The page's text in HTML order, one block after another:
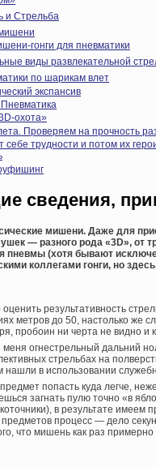
и Стрельба
гонги для пневматики
виды развлекательной
по шарикам влет
экспансив
охота»
Проверяем на прочность
трудности и потом их
сведения,
мишени. Даже для
— разного рода «3D», от
пневмы (хотя бывают
коллегами гонги, но
результативность
метров до 50, настолько же
пробоин ни черта не видно и
огнестрельный дальний
стрельбах на
в использовании
попасть куда легче,
загнать пулю точно «в
в результате имеем
процесс — дело
что мишень как раз